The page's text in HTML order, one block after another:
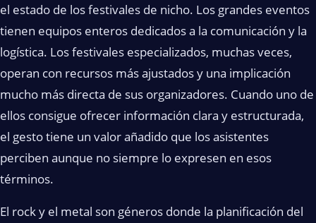
el estado de los festivales de nicho. Los grandes eventos
tienen equipos enteros dedicados a la comunicación y la
logística. Los festivales especializados, muchas veces,
operan con recursos más ajustados y una implicación
mucho más directa de sus organizadores. Cuando uno de
ellos consigue ofrecer información clara y estructurada,
el gesto tiene un valor añadido que los asistentes
perciben aunque no siempre lo expresen en esos
términos.
El rock y el metal son géneros donde la planificación del